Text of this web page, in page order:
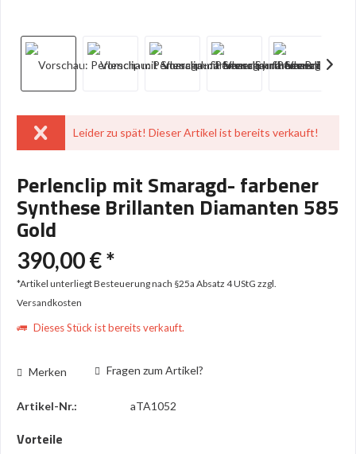
Leider zu spät! Dieser Artikel ist bereits verkauft!
Perlenclip mit Smaragd- farbener
Synthese Brillanten Diamanten 585
Gold
390,00 € *
*Artikel unterliegt Besteuerung nach §25a Absatz 4 UStG zzgl.
Versandkosten
Dieses Stück ist bereits verkauft.
Merken Fragen zum Artikel?
Artikel-Nr.: aTA1052
Vorteile